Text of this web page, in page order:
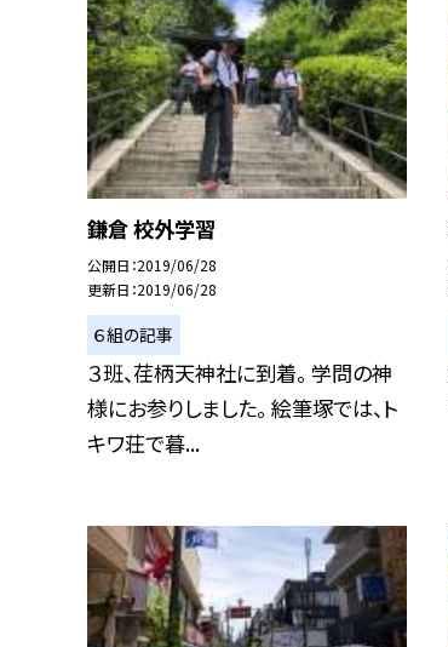
鎌倉 校外学習
公開日 2019/06/28
更新日 2019/06/28
６組の記事
３班、荏柄天神社に到着。 学問の神
様にお参りしました。 絵筆塚では、ト
キワ荘で暮...